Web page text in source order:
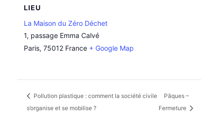
LIEU
La Maison du Zéro Déchet
1, passage Emma Calvé
Paris, 75012 France + Google Map
Pollution plastique : comment la société civile
s’organise et se mobilise ?
Pâques –
Fermeture